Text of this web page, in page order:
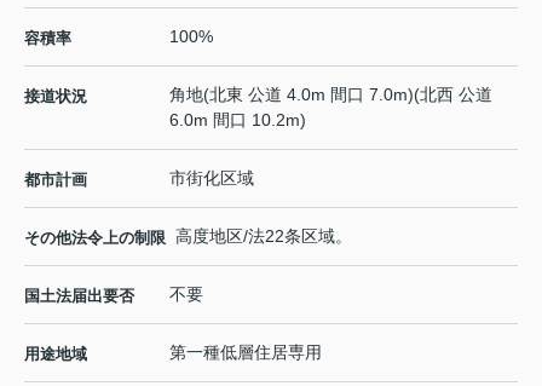
容積率 100%
接道状況
角地(北東 公道 4.0m 間口 7.0m)(北西 公道
6.0m 間口 10.2m)
都市計画 市街化区域
その他法令上の制限 高度地区/法22条区域。
国土法届出要否 不要
用途地域 第一種低層住居専用